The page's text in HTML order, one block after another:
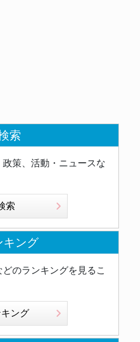
索
策、活動・ニュースな
索
キング
のランキングを見るこ
ング